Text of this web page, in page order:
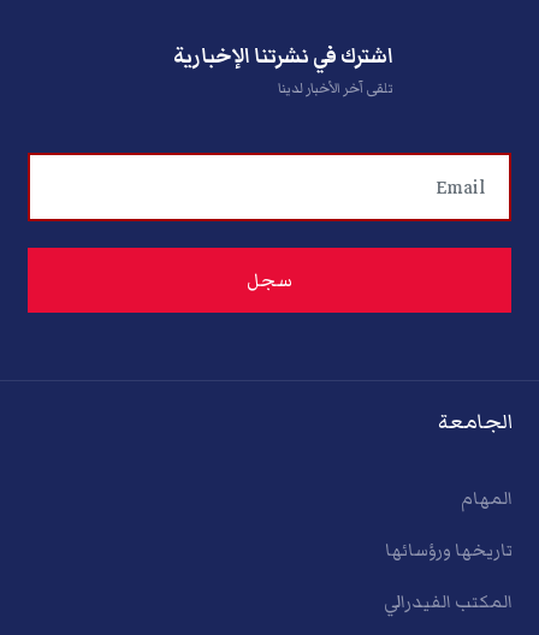
اشترك في نشرتنا الإخبارية
تلقى آخر الأخبار لدينا
الجامعة
المهام
تاريخها ورؤسائها
المكتب الفيدرالي